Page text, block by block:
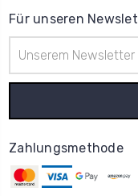
Für unseren
Mail-
Adresse
Zahlungsmethode